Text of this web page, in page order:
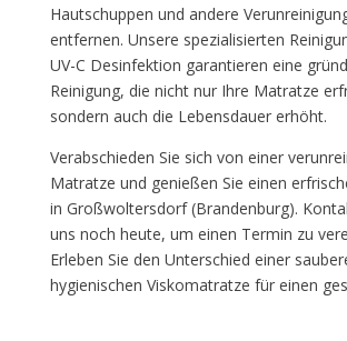
Hautschuppen und andere
entfernen. Unsere spezialisierten
UV-C Desinfektion garantieren eine
Reinigung, die nicht nur Ihre Matratze
sondern auch die Lebensdauer erhöht.
Verabschieden Sie sich von einer
Matratze und genießen Sie einen
in Großwoltersdorf (Brandenburg).
uns noch heute, um einen Termin zu
Erleben Sie den Unterschied einer
hygienischen Viskomatratze für einen